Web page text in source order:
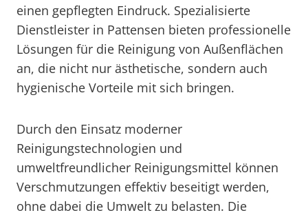
einen gepflegten Eindruck. Spezialisierte
Dienstleister in Pattensen bieten professionelle
Lösungen für die Reinigung von Außenflächen
an, die nicht nur ästhetische, sondern auch
hygienische Vorteile mit sich bringen.
Durch den Einsatz moderner
Reinigungstechnologien und
umweltfreundlicher Reinigungsmittel können
Verschmutzungen effektiv beseitigt werden,
ohne dabei die Umwelt zu belasten. Die